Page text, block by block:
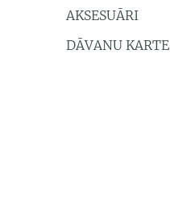
AKSESUĀRI
DĀVANU KARTE